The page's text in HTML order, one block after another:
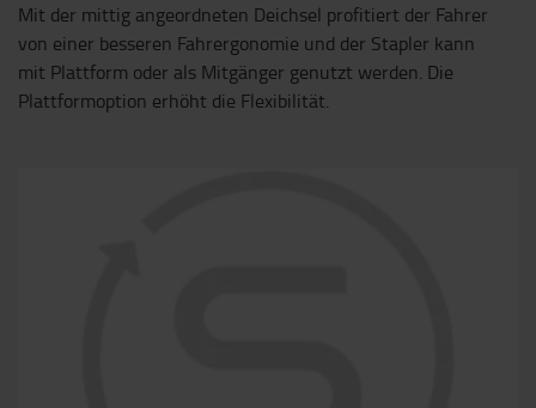
Mit der mittig angeordneten Deichsel profitiert der Fahrer
von einer besseren Fahrergonomie und der Stapler kann
mit Plattform oder als Mitgänger genutzt werden. Die
Plattformoption erhöht die Flexibilität.